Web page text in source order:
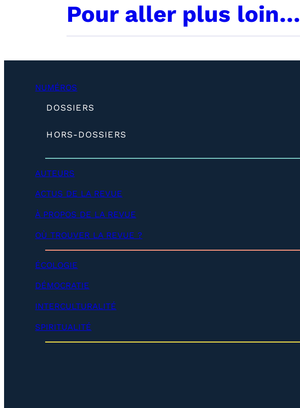
Pour aller plus loin…
NUMÉROS
DOSSIERS
v
l
e
)
HORS-DOSSIERS
p
r
AUTEURS
ACTUS DE LA REVUE
À PROPOS DE LA REVUE
OÙ TROUVER LA REVUE ?
ÉCOLOGIE
DÉMOCRATIE
INTERCULTURALITÉ
SPIRITUALITÉ